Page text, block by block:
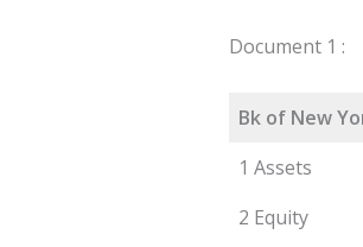
Document 1 :
Bk of New
1 Assets
2 Equity